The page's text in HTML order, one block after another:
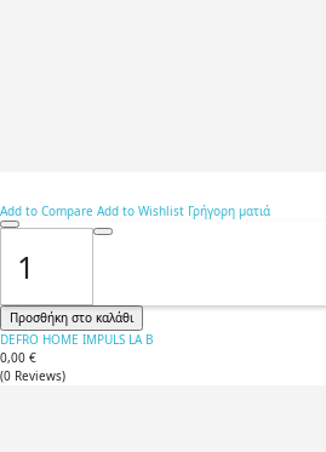
Add to Compare Add to Wishlist Γρήγορη ματιά
Προσθήκη στο καλάθι
DEFRO HOME IMPULS LA B
0,00 €
(0 Reviews)